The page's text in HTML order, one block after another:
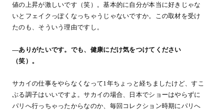
値の上昇が激しいです（笑）。基本的に自分が本当に好きじゃな
いとフェイクっぽくなっちゃうじゃないですか。この取材を受け
たのも、そういう理由ですし。
―ありがたいです。でも、健康にだけ気をつけてください
（笑）。
サカイの仕事をやらなくなって1年ちょっと経ちましたけど、すこ
ぶる調子はいいですよ。サカイの場合、日本でショーはやらずに
パリへ行っちゃったからなのか、毎回コレクション時期にパリへ